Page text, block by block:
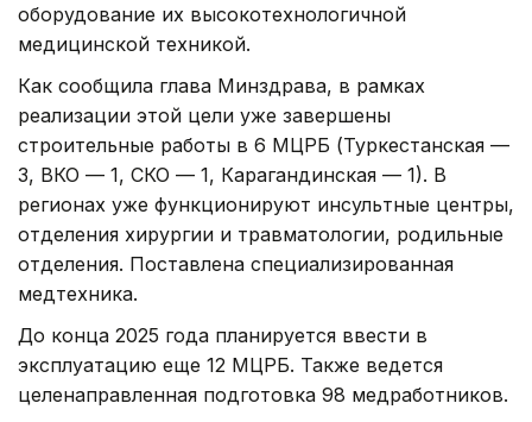
оборудование их высокотехнологичной
медицинской техникой.
Как сообщила глава Минздрава, в рамках
реализации этой цели уже завершены
строительные работы в 6 МЦРБ (Туркестанская —
3, ВКО — 1, СКО — 1, Карагандинская — 1). В
регионах уже функционируют инсультные центры,
отделения хирургии и травматологии, родильные
отделения. Поставлена специализированная
медтехника.
До конца 2025 года планируется ввести в
эксплуатацию еще 12 МЦРБ. Также ведется
целенаправленная подготовка 98 медработников.